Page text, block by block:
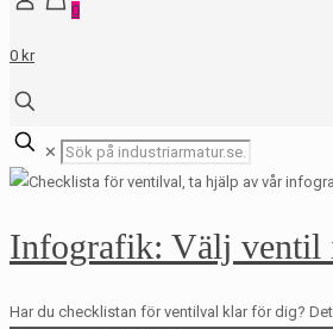
0
0 kr
✕
Infografik: Välj ventil
Har du checklistan för ventilval klar för dig?